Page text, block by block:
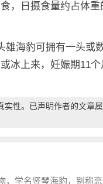
，日摄食量约占体
雄海豹可拥有一头或
冰上来，妊娠期11个
性。已声明作者的文章
学名竖琴海豹，别称